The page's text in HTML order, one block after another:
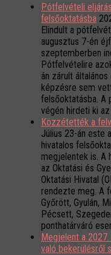
Pótfelvételi
felsőoktatásba
Elindult a
augusztus 7-én
szeptemberben
Pótfelvételire
án zárult
képzésre sem
felsőoktatásba. A
végén hirdeti ki
Közzétették a
Július 23-án este
hivatalos
megjelentek is. A
az Oktatási és
Oktatási Hivatal
rendezte meg. A
Győrött, Gyulán,
Pécsett,
ponthatárváró
Megjelent a
való bekerülésről